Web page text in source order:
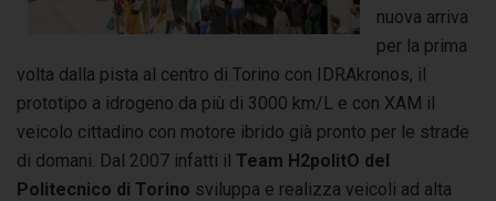
nuova arriva
per la prima
volta dalla pista al centro di Torino con IDRAkronos, il
prototipo a idrogeno da più di 3000 km/L e con XAM il
veicolo cittadino con motore ibrido già pronto per le strade
di domani. Dal 2007 infatti il Team H2politO del
Politecnico di Torino sviluppa e realizza veicoli ad alta